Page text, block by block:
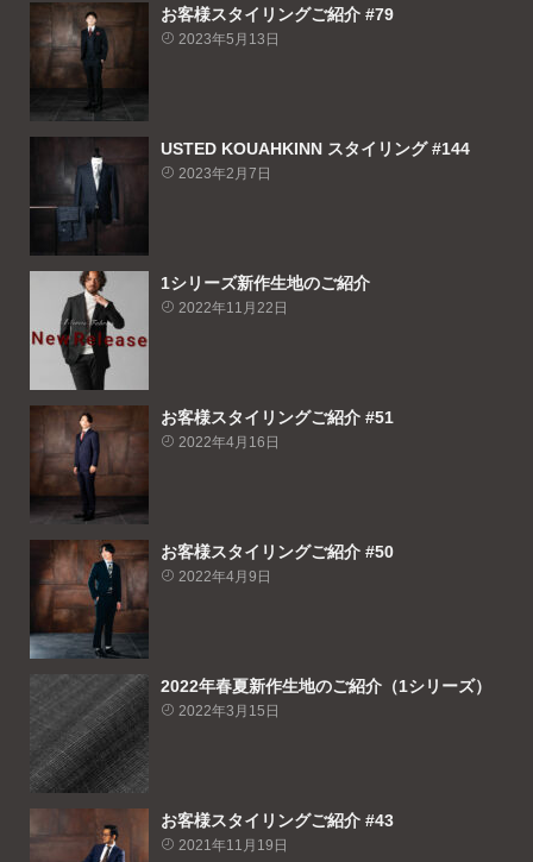
お客様スタイリングご紹介 #79
2023年5月13日
USTED KOUAHKINN スタイリング #144
2023年2月7日
1シリーズ新作生地のご紹介
2022年11月22日
お客様スタイリングご紹介 #51
2022年4月16日
お客様スタイリングご紹介 #50
2022年4月9日
2022年春夏新作生地のご紹介（1シリーズ）
2022年3月15日
お客様スタイリングご紹介 #43
2021年11月19日